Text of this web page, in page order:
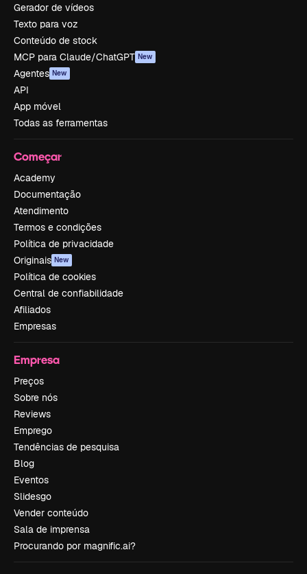
Gerador de vídeos
Texto para voz
Conteúdo de stock
MCP para Claude/ChatGPT New
Agentes New
API
App móvel
Todas as ferramentas
Começar
Academy
Documentação
Atendimento
Termos e condições
Política de privacidade
Originais New
Política de cookies
Central de confiabilidade
Afiliados
Empresas
Empresa
Preços
Sobre nós
Reviews
Emprego
Tendências de pesquisa
Blog
Eventos
Slidesgo
Vender conteúdo
Sala de imprensa
Procurando por magnific.ai?